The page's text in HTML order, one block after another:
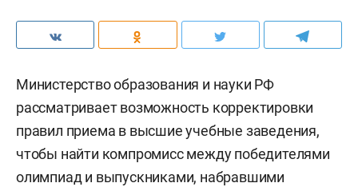
Министерство образования и науки РФ
рассматривает возможность корректировки
правил приема в высшие учебные заведения,
чтобы найти компромисс между победителями
олимпиад и выпускниками, набравшими